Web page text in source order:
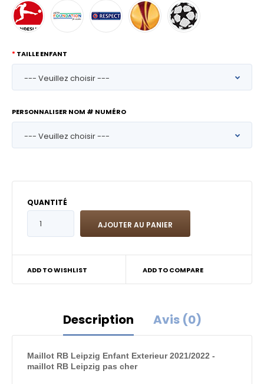
TAILLE ENFANT
PERSONNALISER NOM # NUMÉRO
QUANTITÉ
ADD TO WISHLIST ADD TO COMPARE
Description Avis (0)
Maillot RB Leipzig Enfant Exterieur 2021/2022 -
maillot RB Leipzig pas cher